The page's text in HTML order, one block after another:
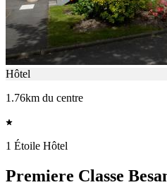
Hôtel
1.76km du centre
1 Étoile Hôtel
Premiere Classe